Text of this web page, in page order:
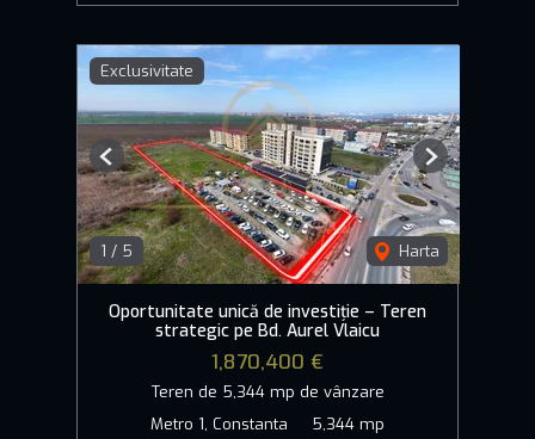
Exclusivitate
1 / 5 Harta
Previous Next
Oportunitate unică de investiție – Teren
strategic pe Bd. Aurel Vlaicu
1,870,400 €
Teren de 5,344 mp de vânzare
Metro 1, Constanta
5,344 mp